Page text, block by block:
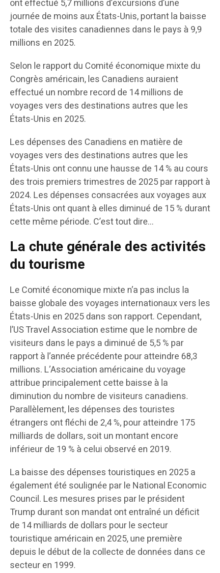
ont effectué 5,7 millions d’excursions d’une
journée de moins aux États-Unis, portant la baisse
totale des visites canadiennes dans le pays à 9,9
millions en 2025.
Selon le rapport du Comité économique mixte du
Congrès américain, les Canadiens auraient
effectué un nombre record de 14 millions de
voyages vers des destinations autres que les
États-Unis en 2025.
Les dépenses des Canadiens en matière de
voyages vers des destinations autres que les
États-Unis ont connu une hausse de 14 % au cours
des trois premiers trimestres de 2025 par rapport à
2024. Les dépenses consacrées aux voyages aux
États-Unis ont quant à elles diminué de 15 % durant
cette même période. C’est tout dire…
La chute générale des activités
du tourisme
Le Comité économique mixte n’a pas inclus la
baisse globale des voyages internationaux vers les
États-Unis en 2025 dans son rapport. Cependant,
l’US Travel Association estime que le nombre de
visiteurs dans le pays a diminué de 5,5 % par
rapport à l’année précédente pour atteindre 68,3
millions. L’Association américaine du voyage
attribue principalement cette baisse à la
diminution du nombre de visiteurs canadiens.
Parallèlement, les dépenses des touristes
étrangers ont fléchi de 2,4 %, pour atteindre 175
milliards de dollars, soit un montant encore
inférieur de 19 % à celui observé en 2019.
La baisse des dépenses touristiques en 2025 a
également été soulignée par le National Economic
Council. Les mesures prises par le président
Trump durant son mandat ont entraîné un déficit
de 14 milliards de dollars pour le secteur
touristique américain en 2025, une première
depuis le début de la collecte de données dans ce
secteur en 1999.